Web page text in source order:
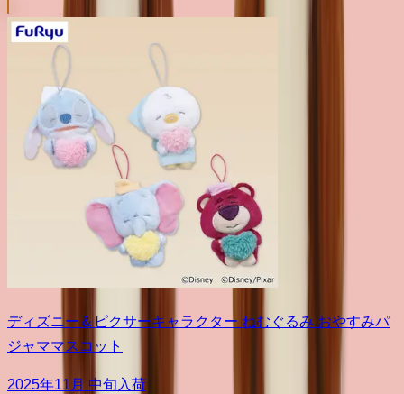
ディズニー＆ピクサーキャラクター ねむぐるみ おやすみパ
ジャママスコット
2025年11月 中旬入荷